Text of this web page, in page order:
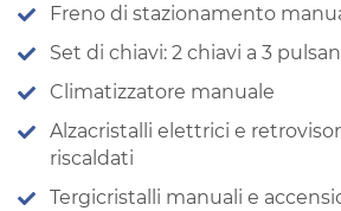
Freno di stazionamento
Set di chiavi: 2 chiavi a 3
Climatizzatore manuale
Alzacristalli elettrici e
riscaldati
Tergicristalli manuali e